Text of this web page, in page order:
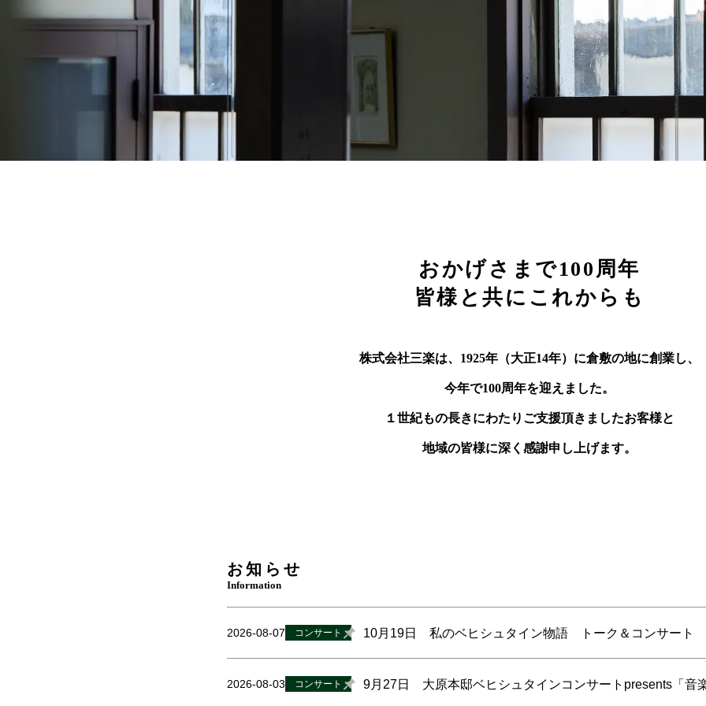
おかげさまで100周年
皆様と共にこれからも
株式会社三楽は、1925年（大正14年）に倉敷の地に創業し、
今年で100周年を迎えました。
１世紀もの長きにわたりご支援頂きましたお客様と
地域の皆様に深く感謝申し上げます。
お知らせ
Information
2026-08-07 コンサート 10月19日 私のベヒシュタイン物語 トーク＆コンサート
2026-08-03 コンサート 9月27日 大原本邸ベヒシュタインコンサートpresents「音